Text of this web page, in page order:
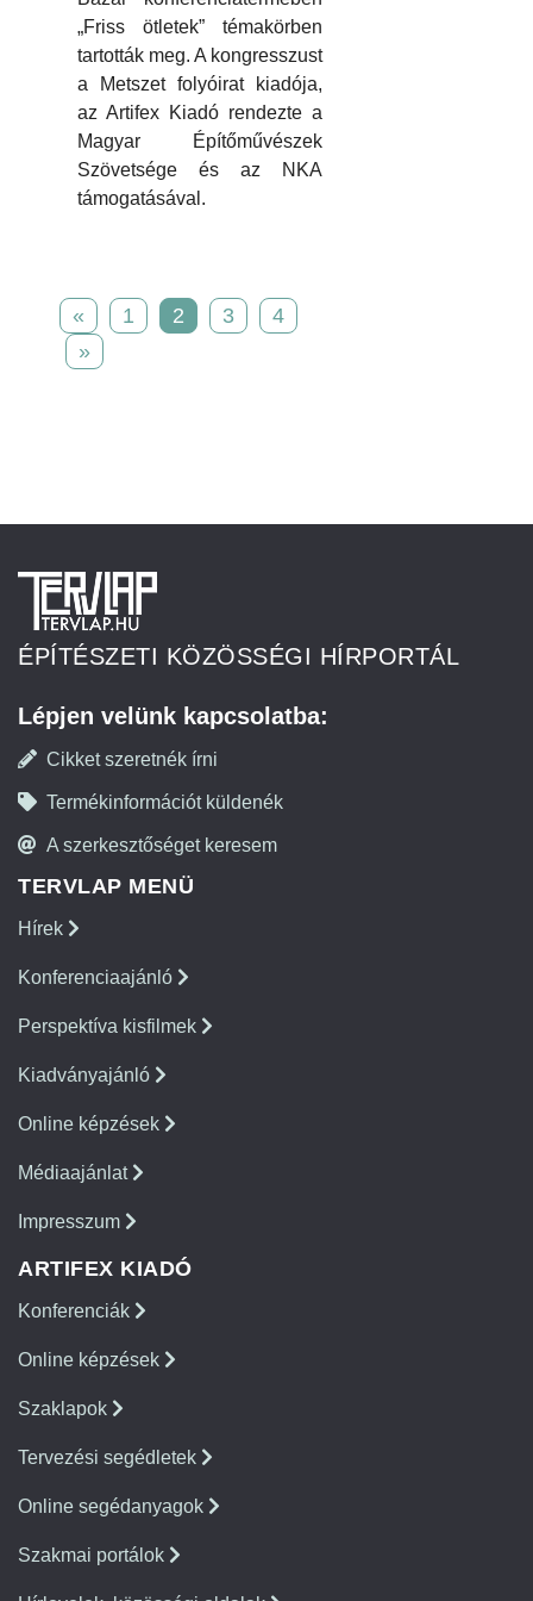
„Friss ötletek” témakörben
tartották meg. A kongresszust
a Metszet folyóirat kiadója,
az Artifex Kiadó rendezte a
Magyar Építőművészek
Szövetsége és az NKA
támogatásával.
« 1 2 3
4
»
ÉPÍTÉSZETI KÖZÖSSÉGI HÍRPORTÁL
Lépjen velünk kapcsolatba:
Cikket szeretnék írni
Termékinformációt küldenék
A szerkesztőséget keresem
TERVLAP MENÜ
Hírek
Konferenciaajánló
Perspektíva kisfilmek
Kiadványajánló
Online képzések
Médiaajánlat
Impresszum
ARTIFEX KIADÓ
Konferenciák
Online képzések
Szaklapok
Tervezési segédletek
Online segédanyagok
Szakmai portálok